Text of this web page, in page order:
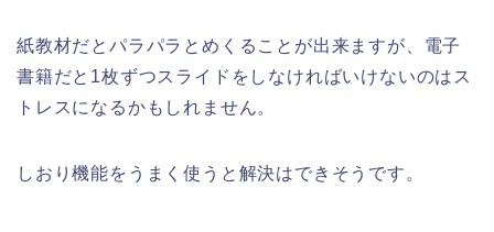
紙教材だとパラパラとめくることが出来ますが、電子
書籍だと1枚ずつスライドをしなければいけないのはス
トレスになるかもしれません。
しおり機能をうまく使うと解決はできそうです。